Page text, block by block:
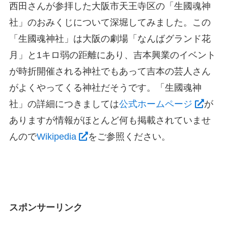
西田さんが参拝した大阪市天王寺区の「生國魂神
社」のおみくじについて深堀してみました。この
「生國魂神社」は大阪の劇場「なんばグランド花
月」と1キロ弱の距離にあり、吉本興業のイベント
が時折開催される神社でもあって吉本の芸人さん
がよくやってくる神社だそうです。「生國魂神
社」の詳細につきましては公式ホームページ
が
ありますが情報がほとんど何も掲載されていませ
んのでWikipedia をご参照ください。
スポンサーリンク